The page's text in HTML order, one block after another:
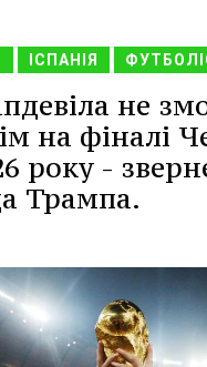
ІСПАНІЯ
не
на фіналі
року -
Трампа.